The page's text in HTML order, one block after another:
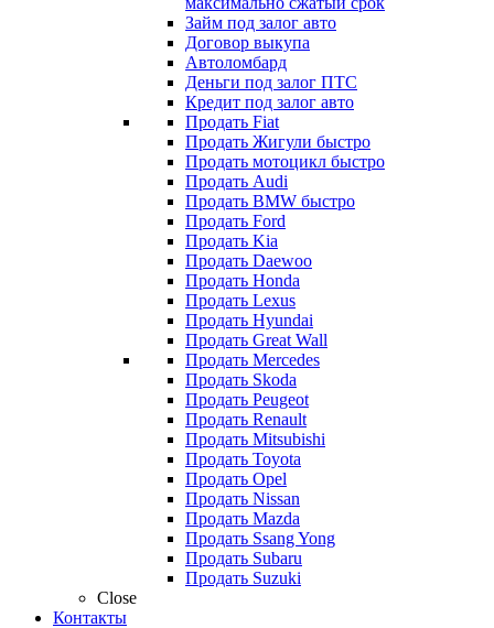
Займ под залог авто
Договор выкупа
Автоломбард
Деньги под залог ПТС
Кредит под залог авто
Продать Fiat
Продать Жигули быстро
Продать мотоцикл быстро
Продать Audi
Продать BMW быстро
Продать Ford
Продать Kia
Продать Daewoo
Продать Honda
Продать Lexus
Продать Hyundai
Продать Great Wall
Продать Mercedes
Продать Skoda
Продать Peugeot
Продать Renault
Продать Mitsubishi
Продать Toyota
Продать Opel
Продать Nissan
Продать Mazda
Продать Ssang Yong
Продать Subaru
Продать Suzuki
Close
Контакты